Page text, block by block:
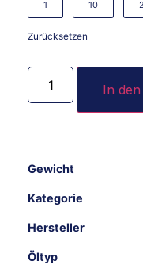
1 10
Zurücksetzen
In
Gewicht
Kategorie
Hersteller
Öltyp